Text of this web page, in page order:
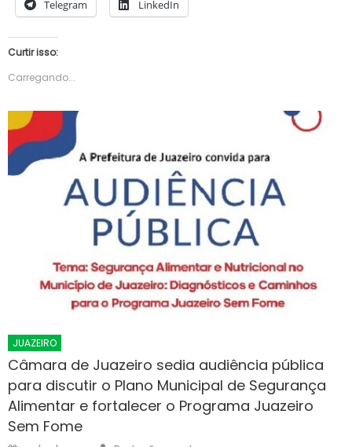
Telegram LinkedIn
Curtir isso:
Carregando...
JUAZEIRO
Câmara de Juazeiro sedia audiência pública
para discutir o Plano Municipal de Segurança
Alimentar e fortalecer o Programa Juazeiro
Sem Fome